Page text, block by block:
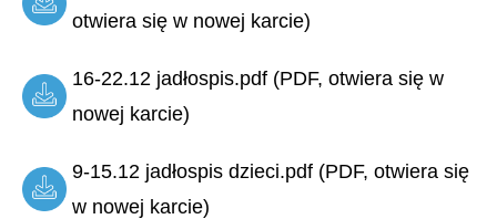
otwiera się w nowej karcie)
16-22.12 jadłospis.pdf (PDF, otwiera się w
nowej karcie)
9-15.12 jadłospis dzieci.pdf (PDF, otwiera się
w nowej karcie)